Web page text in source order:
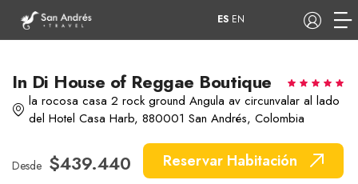
Tours Apartamentos
COP
ES EN
In Di House of Reggae Boutique
la rocosa casa 2 rock ground Angula av circunvalar al lado
del Hotel Casa Harb, 880001 San Andrés, Colombia
Desde $439.440 Reservar Habitación